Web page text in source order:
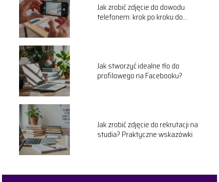
Jak zrobić zdjęcie do dowodu
telefonem: krok po kroku do
Jak stworzyć idealne tło do
profilowego na Facebooku?
Jak zrobić zdjęcie do rekrutacji na
studia? Praktyczne wskazówki